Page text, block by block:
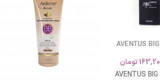
AVENTUS
تومان
AVENTUS